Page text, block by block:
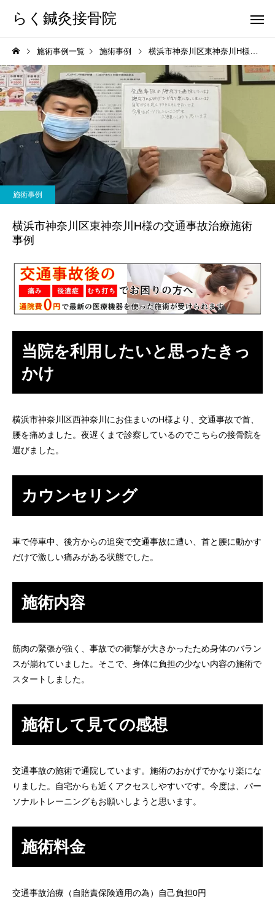
らく鍼灸接骨院
KB Finger パーフェクト
施術事例一覧 施術事例 横浜市神奈川区東神奈川H様の交通事故治療施術事例
施術事例
横浜市神奈川区東神奈川H様の交通事故治療施術
事例
当院を利用したいと思ったきっ
かけ
横浜市神奈川区西神奈川にお住まいのH様より、交通事故で首、
腰を痛めました。夜遅くまで診察しているのでこちらの接骨院を
選びました。
カウンセリング
車で停車中、後方からの追突で交通事故に遭い、首と腰に動かす
だけで激しい痛みがある状態でした。
施術内容
筋肉の緊張が強く、事故での衝撃が大きかったため身体のバラン
スが崩れていました。そこで、身体に負担の少ない内容の施術で
スタートしました。
施術して見ての感想
交通事故の施術で通院しています。施術のおかげでかなり楽にな
りました。自宅からも近くアクセスしやすいです。今度は、パー
ソナルトレーニングもお願いしようと思います。
施術料金
交通事故治療（自賠責保険適用の為）自己負担0円